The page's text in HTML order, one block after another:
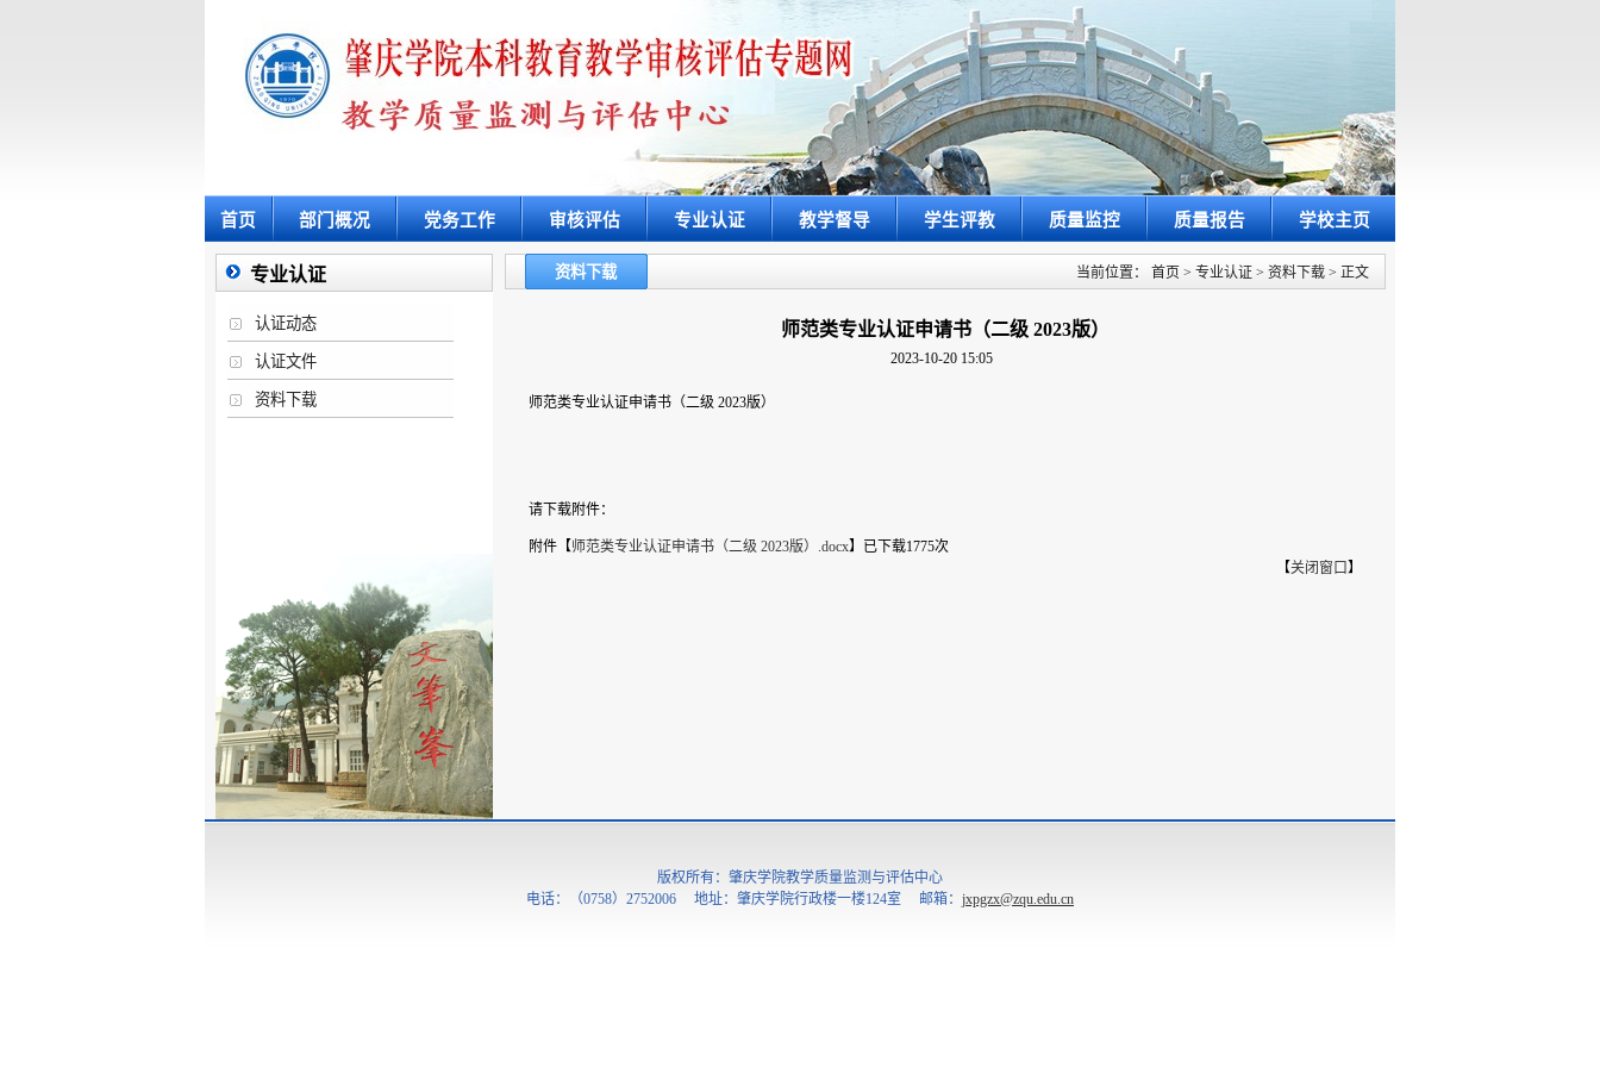
首页 部门概况 党务工作 审核评估 专业认证 教学督导 学生评教 质量监控 质量报告 学校主页
专业认证
认证动态
认证文件
资料下载
资料下载 当前位置： 首页 > 专业认证 > 资料下载 > 正文
师范类专业认证申请书（二级 2023版）
2023-10-20 15:05
师范类专业认证申请书（二级 2023版）
请下载附件：
附件【师范类专业认证申请书（二级 2023版）.docx】 已下载1775次
【关闭窗口】
版权所有：肇庆学院教学质量监测与评估中心
电话：（0758）2752006 地址：肇庆学院行政楼一楼124室 邮箱： jxpgzx@zqu.edu.cn